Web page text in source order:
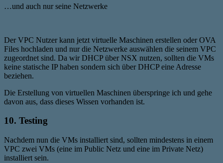
…und auch nur seine Netzwerke
Der VPC Nutzer kann jetzt virtuelle Maschinen erstellen oder OVA
Files hochladen und nur die Netzwerke auswählen die seinem VPC
zugeordnet sind. Da wir DHCP über NSX nutzen, sollten die VMs
keine statische IP haben sondern sich über DHCP eine Adresse
beziehen.
Die Erstellung von virtuellen Maschinen überspringe ich und gehe
davon aus, dass dieses Wissen vorhanden ist.
10. Testing
Nachdem nun die VMs installiert sind, sollten mindestens in einem
VPC zwei VMs (eine im Public Netz und eine im Private Netz)
installiert sein.